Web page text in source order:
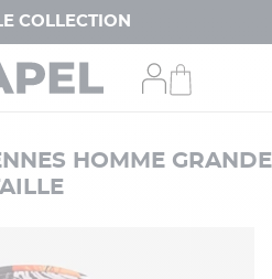
COLLECTION
HOMME GRANDE